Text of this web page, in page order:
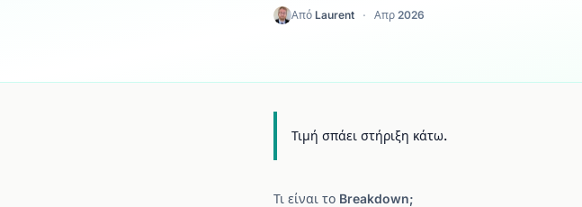
Από Laurent · Απρ 2026
Τιμή σπάει στήριξη κάτω.
Τι είναι το Breakdown;